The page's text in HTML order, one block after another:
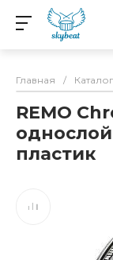
Главная /
REMO
пластик